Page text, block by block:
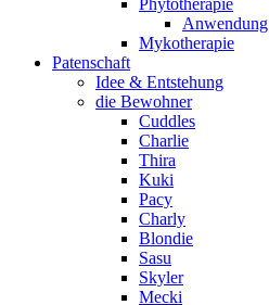
Phytotherapie
Anwendung
Mykotherapie
Patenschaft
Idee & Entstehung
die Bewohner
Cuddles
Charlie
Thira
Kuki
Pacy
Charly
Blondie
Sasu
Skyler
Mecki